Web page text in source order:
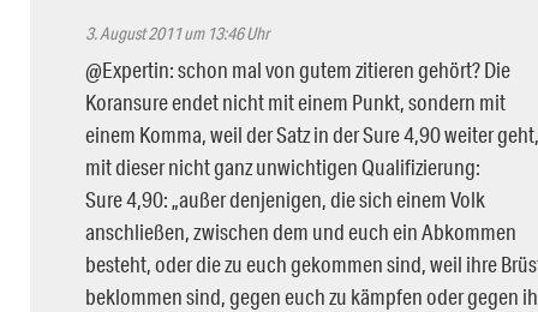
3. August 2011 um 13:46 Uhr
@Expertin: schon mal von gutem zitieren gehört? Die
Koransure endet nicht mit einem Punkt, sondern mit
einem Komma, weil der Satz in der Sure 4,90 weiter geht,
mit dieser nicht ganz unwichtigen Qualifizierung:
Sure 4,90: „außer denjenigen, die sich einem Volk
anschließen, zwischen dem und euch ein Abkommen
besteht, oder die zu euch gekommen sind, weil ihre
beklommen sind, gegen euch zu kämpfen oder gegen